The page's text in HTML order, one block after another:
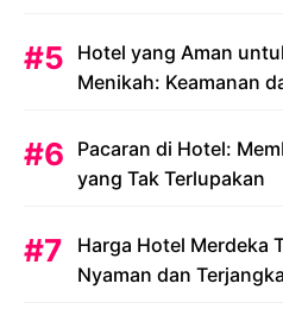
Hotel yang Aman
Menikah: Keamanan
Pacaran di Hotel:
yang Tak Terlupakan
Harga Hotel Merdeka
Nyaman dan